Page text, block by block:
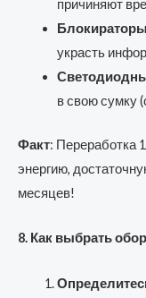
причиняют
Блокираторы
украсть
в свою сумку
Факт: Переработка
энергию,
месяцев!
8. Как выбрать